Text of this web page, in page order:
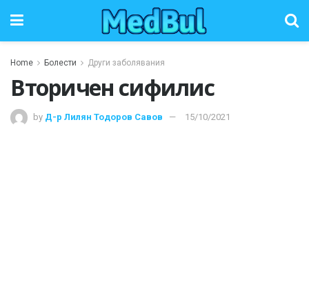
Home Болести Други заболявания
Вторичен сифилис
by Д-р Лилян Тодоров Савов 15/10/2021